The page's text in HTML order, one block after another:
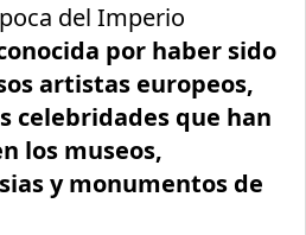
del Imperio
por haber sido
artistas europeos,
celebridades que han
los museos,
y monumentos de